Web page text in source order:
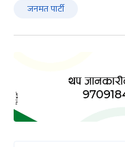
जनमत पार्टी